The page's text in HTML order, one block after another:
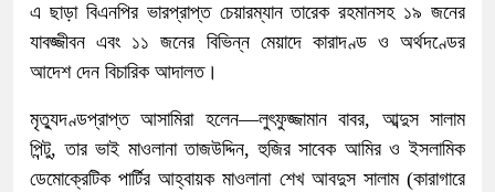
এ ছাড়া বিএনপির ভারপ্রাপ্ত চেয়ারম্যান তারেক রহমানসহ ১৯ জনের
যাবজ্জীবন এবং ১১ জনের বিভিন্ন মেয়াদে কারাদণ্ড ও অর্থদণ্ডের
আদেশ দেন বিচারিক আদালত।
মৃত্যুদণ্ডপ্রাপ্ত আসামিরা হলেন—লুৎফুজ্জামান বাবর, আব্দুস সালাম
পিন্টু, তার ভাই মাওলানা তাজউদ্দিন, হুজির সাবেক আমির ও ইসলামিক
ডেমোক্রেটিক পার্টির আহ্বায়ক মাওলানা শেখ আবদুস সালাম (কারাগারে